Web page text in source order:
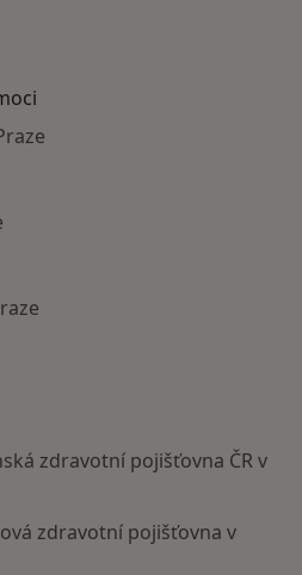
zdravotní pojišťovna ČR v
zdravotní pojišťovna v